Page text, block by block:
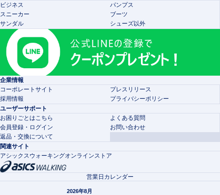
ビジネス
パンプス
スニーカー
ブーツ
サンダル
シューズ以外
企業情報
コーポレートサイト
プレスリリース
採用情報
プライバシーポリシー
ユーザーサポート
お困りごとはこちら
よくある質問
会員登録・ログイン
お問い合わせ
返品・交換について
関連サイト
アシックスウォーキングオンラインストア
営業日カレンダー
2026年8月